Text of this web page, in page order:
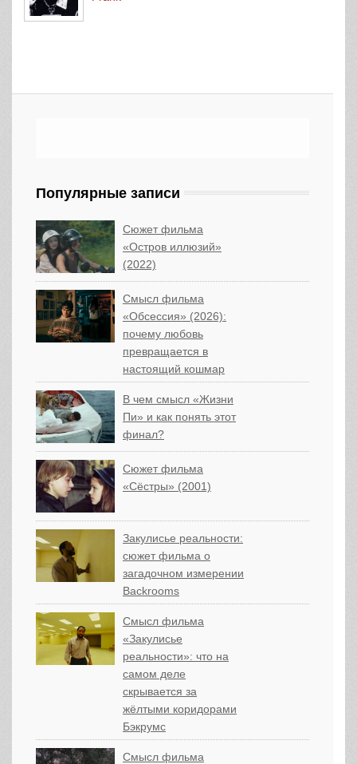
Популярные записи
Сюжет фильма
«Остров иллюзий»
(2022)
Смысл фильма
«Обсессия» (2026):
почему любовь
превращается в
настоящий кошмар
В чем смысл «Жизни
Пи» и как понять этот
финал?
Сюжет фильма
«Сёстры» (2001)
Закулисье реальности:
сюжет фильма о
загадочном измерении
Backrooms
Смысл фильма
«Закулисье
реальности»: что на
самом деле
скрывается за
жёлтыми коридорами
Бэкрумс
Смысл фильма